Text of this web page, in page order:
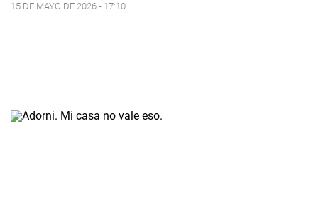
15 DE MAYO DE 2026 - 17:10